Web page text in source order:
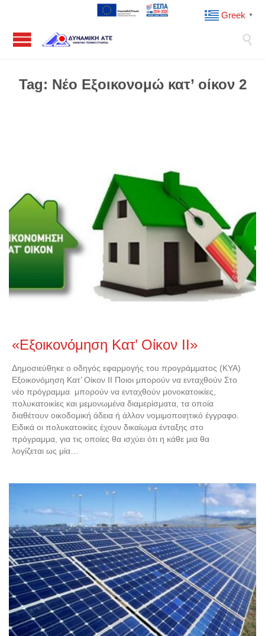

Tag: Νέο Εξοικονομώ κατ’ οίκον 2
«Εξοικονόμηση Κατ’ Οίκον ΙΙ»
Δημοσιεύθηκε ο οδηγός εφαρμογής του προγράμματος (ΚΥΑ)
Εξοικονόμηση Κατ’ Οίκον ΙΙ Ποιοι μπορούν να ενταχθούν Στο
νέο πρόγραμμα μπορούν να ενταχθούν μονοκατοικίες,
πολυκατοικίες και μεμονωμένα διαμερίσματα, τα οποία
διαθέτουν οικοδομική άδεια ή άλλον νομιμοποιητικό έγγραφο.
Ειδικά οι πολυκατοικίες έχουν δικαίωμα ένταξης στο
πρόγραμμα, για τις οποίες θα ισχύει ότι η κάθε μια θα
λογίζεται ως μία…
Greek ▼